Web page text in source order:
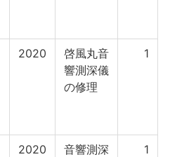
2020
啓風丸音
響測深儀
の修理
1
2020
音響測深
1